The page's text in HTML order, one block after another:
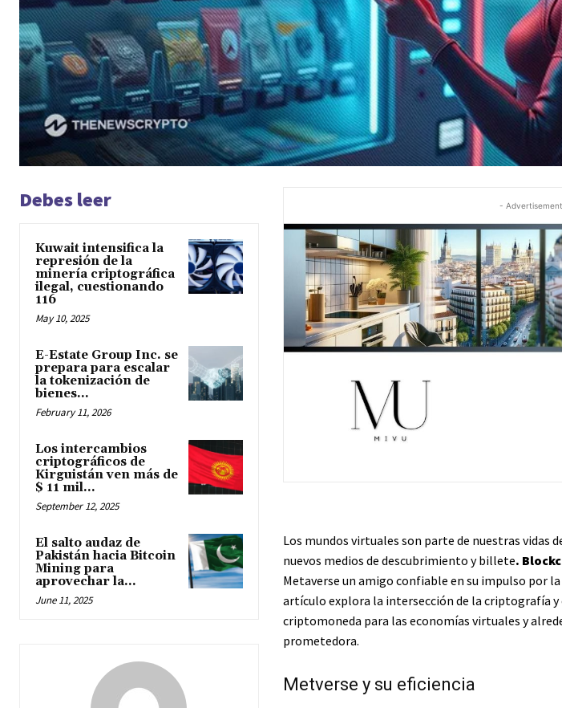
Debes leer
Kuwait intensifica la
represión de la
minería criptográfica
ilegal, cuestionando
116
May 10, 2025
E-Estate Group Inc. se
prepara para escalar
la tokenización de
bienes...
February 11, 2026
Los intercambios
criptográficos de
Kirguistán ven más de
$ 11 mil...
September 12, 2025
El salto audaz de
Pakistán hacia Bitcoin
Mining para
aprovechar la...
June 11, 2025
-
Los mundos virtuales son parte de nuestras vidas
nuevos medios de descubrimiento y billete.
Metaverse un amigo confiable en su impulso por
artículo explora la intersección de la criptografía y
criptomoneda para las economías virtuales y
prometedora.
Metverse y su eficiencia